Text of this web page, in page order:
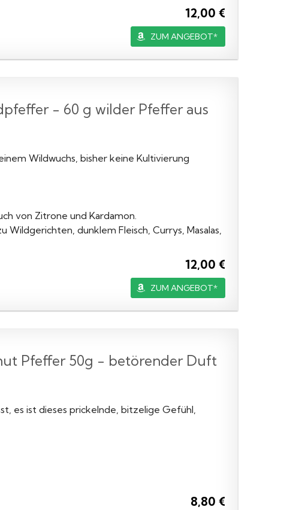
12,00 €
ZUM ANGEBOT*
- 60 g wilder Pfeffer aus
Wildwuchs, bisher keine Kultivierung
von Zitrone und Kardamon.
dunklem Fleisch, Currys, Masalas,
12,00 €
ZUM ANGEBOT*
Pfeffer 50g - betörender Duft
es ist dieses prickelnde, bitzelige Gefühl,
8,80 €